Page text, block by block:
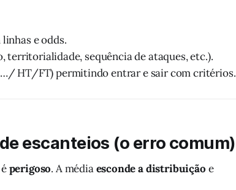
e odds.
territorialidade, sequência de ataques, etc.).
HT/FT) permitindo entrar e sair com critérios.
escanteios (o erro comum)
perigoso. A médiaesconde a distribuição e